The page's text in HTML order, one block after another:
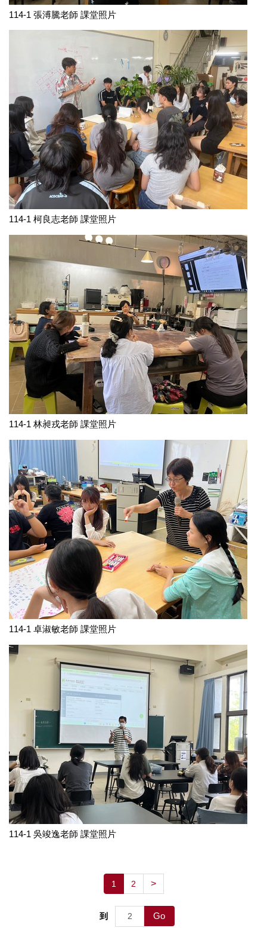
114-1 張溥騰老師 課堂照片
114-1 柯良志老師 課堂照片
114-1 林昶戎老師 課堂照片
114-1 卓淑敏老師 課堂照片
114-1 吳竣逸老師 課堂照片
1 2 >
到 Go